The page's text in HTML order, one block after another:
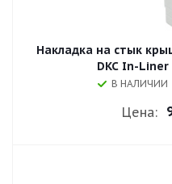
Накладка на стык
DKC In-Liner
В НАЛИЧИИ
Цена: